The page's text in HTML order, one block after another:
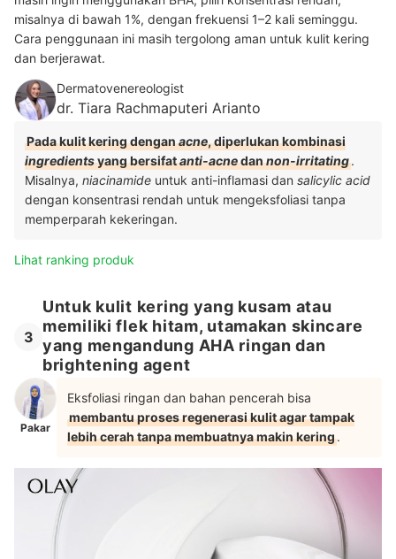
misalnya di bawah 1%, dengan frekuensi 1–2 kali seminggu.
Cara penggunaan ini masih tergolong aman untuk kulit kering
dan berjerawat.
Dermatovenereologist
dr. Tiara Rachmaputeri Arianto
Pada kulit kering denganacne, diperlukan kombinasi
ingredientsyang bersifatanti-acnedannon-irritating.
Misalnya, niacinamide untuk anti-inflamasi dan salicylic acid
dengan konsentrasi rendah untuk mengeksfoliasi tanpa
memperparah kekeringan.
Lihat ranking produk
3
Untuk kulit kering yang kusam atau
memiliki flek hitam, utamakan skincare
yang mengandung AHA ringan dan
brightening agent
Pakar
Eksfoliasi ringan dan bahan pencerah bisa
membantu proses regenerasi kulit agar tampak
lebih cerah tanpa membuatnya makin kering.